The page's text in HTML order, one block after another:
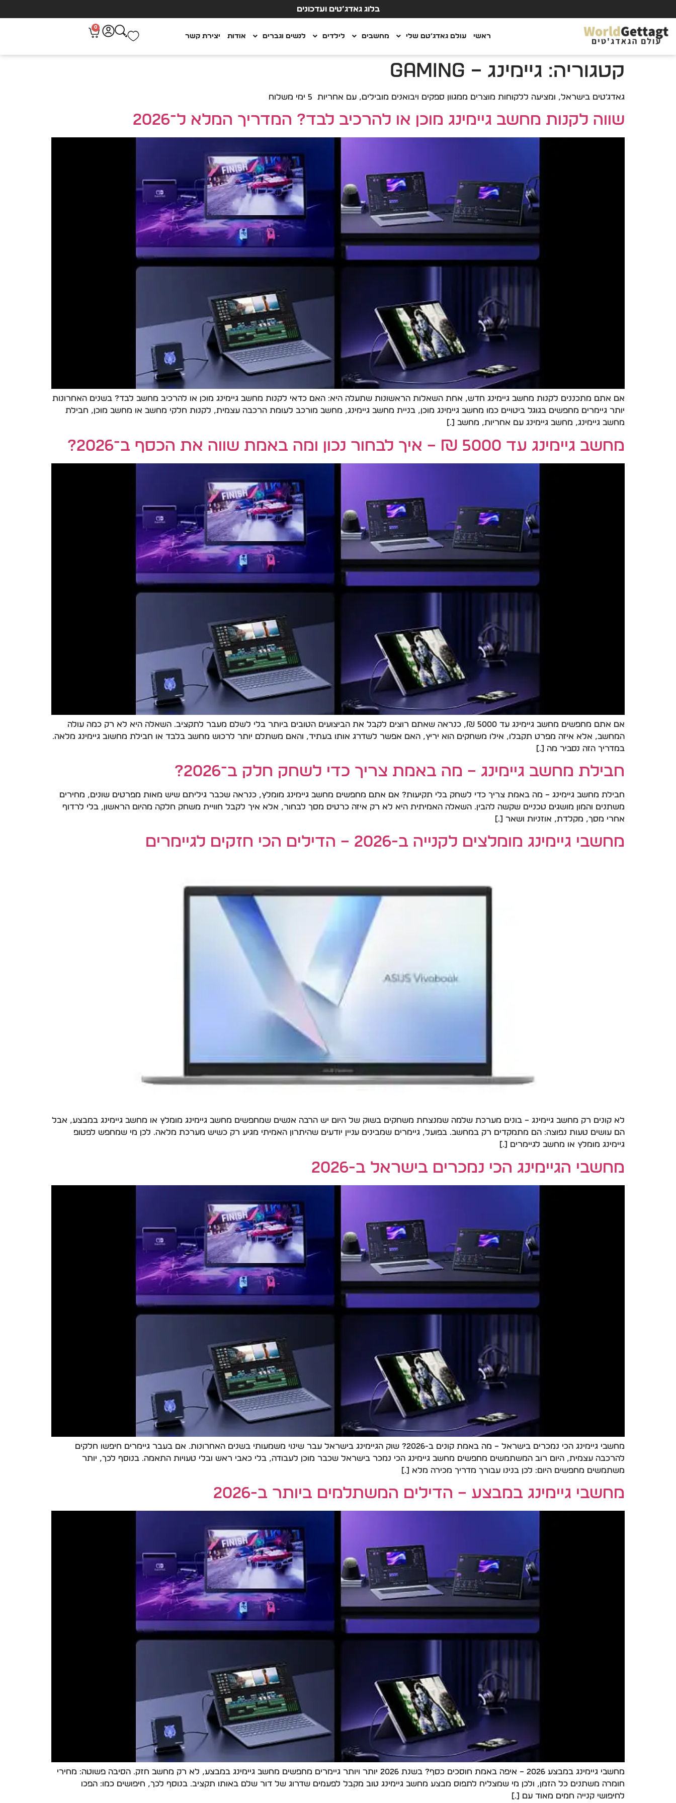
בלוג גאדג’טים ועדכונים
ראשי עולם גאדג’טם שלי מחשבים לילדים לנשים וגברים אודות יצירת קשר
0
קטגוריה: גיימינג – Gaming
גאדג׳טים בישראל, ומציעה ללקוחות מוצרים ממגוון ספקים ויבואנים מובילים, עם אחריות 5 ימי משלוח
שווה לקנות מחשב גיימינג מוכן או להרכיב לבד? המדריך המלא ל־2026
אם אתם מתכננים לקנות מחשב גיימינג חדש, אחת השאלות הראשונות שתעלה היא: האם כדאי לקנות מחשב גיימינג מוכן או להרכיב מחשב לבד? בשנים האחרונות
יותר גיימרים מחפשים בגוגל ביטויים כמו מחשב גיימינג מוכן, בניית מחשב גיימינג, מחשב מורכב לעומת הרכבה עצמית, לקנות חלקי מחשב או מחשב מוכן, חבילת
מחשב גיימינג, מחשב גיימינג עם אחריות, מחשב […]
מחשב גיימינג עד 5000 ₪ – איך לבחור נכון ומה באמת שווה את הכסף ב־2026?
אם אתם מחפשים מחשב גיימינג עד 5000 ₪, כנראה שאתם רוצים לקבל את הביצועים הטובים ביותר בלי לשלם מעבר לתקציב. השאלה היא לא רק כמה עולה
המחשב, אלא איזה מפרט תקבלו, אילו משחקים הוא יריץ, האם אפשר לשדרג אותו בעתיד, והאם משתלם יותר לרכוש מחשב בלבד או חבילת מחשוב גיימינג מלאה.
במדריך הזה נסביר מה […]
חבילת מחשב גיימינג – מה באמת צריך כדי לשחק חלק ב־2026?
חבילת מחשב גיימינג – מה באמת צריך כדי לשחק בלי תקיעות? אם אתם מחפשים מחשב גיימינג מומלץ, כנראה שכבר גיליתם שיש מאות מפרטים שונים, מחירים
משתנים והמון מושגים טכניים שקשה להבין. השאלה האמיתית היא לא רק איזה כרטיס מסך לבחור, אלא איך לקבל חוויית משחק חלקה מהיום הראשון, בלי לרדוף
אחרי מסך, מקלדת, אוזניות ושאר […]
מחשבי גיימינג מומלצים לקנייה ב-2026 – הדילים הכי חזקים לגיימרים
לא קונים רק מחשב גיימינג – בונים מערכת שלמה שמנצחת משחקים בשוק של היום יש הרבה אנשים שמחפשים מחשב גיימינג מומלץ או מחשב גיימינג במבצע, אבל
הם עושים טעות נפוצה: הם מתמקדים רק במחשב. בפועל, גיימרים שמבינים עניין יודעים שהיתרון האמיתי מגיע רק כשיש מערכת מלאה. לכן מי שמחפש לפטופ
גיימינג מומלץ או מחשב לגיימרים […]
מחשבי הגיימינג הכי נמכרים בישראל ב-2026
מחשבי גיימינג הכי נמכרים בישראל – מה באמת קונים ב-2026? שוק הגיימינג בישראל עבר שינוי משמעותי בשנים האחרונות. אם בעבר גיימרים חיפשו חלקים
להרכבה עצמית, היום רוב המשתמשים מחפשים מחשב גיימינג הכי נמכר בישראל שכבר מוכן לעבודה, בלי כאבי ראש ובלי טעויות התאמה. בנוסף לכך, יותר
משתמשים מחפשים היום: לכן בנינו עבורך מדריך מכירה מלא […]
מחשבי גיימינג במבצע – הדילים המשתלמים ביותר ב-2026
מחשבי גיימינג במבצע 2026 – איפה באמת חוסכים כסף? בשנת 2026 יותר ויותר גיימרים מחפשים מחשב גיימינג במבצע, לא רק מחשב חזק. הסיבה פשוטה: מחירי
חומרה משתנים כל הזמן, ולכן מי שמצליח לתפוס מבצע מחשב גיימינג טוב מקבל לפעמים שדרוג של דור שלם באותו תקציב. בנוסף לכך, חיפושים כמו: הפכו
לחיפושי קנייה חמים מאוד עם […]